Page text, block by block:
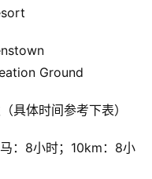
Ground
具体时间参考下表）
：8小时；10km：8小